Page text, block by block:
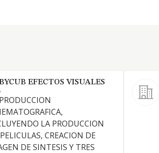
EFECTOS VISUALES
LA PRODUCCION
CREACION DE
DE SINTESIS Y TRES